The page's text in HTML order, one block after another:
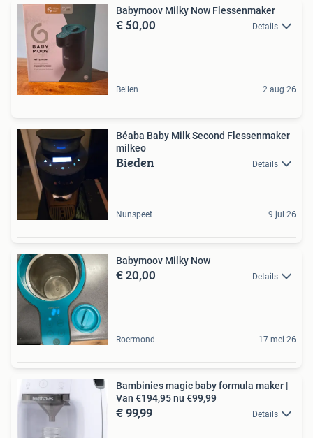
Babymoov Milky Now Flessenmaker
€ 50,00 Details
Beilen 2 aug 26
Béaba Baby Milk Second Flessenmaker
milkeo
Bieden Details
Nunspeet 9 jul 26
Babymoov Milky Now
€ 20,00 Details
Roermond 17 mei 26
Bambinies magic baby formula maker |
Van €194,95 nu €99,99
€ 99,99 Details